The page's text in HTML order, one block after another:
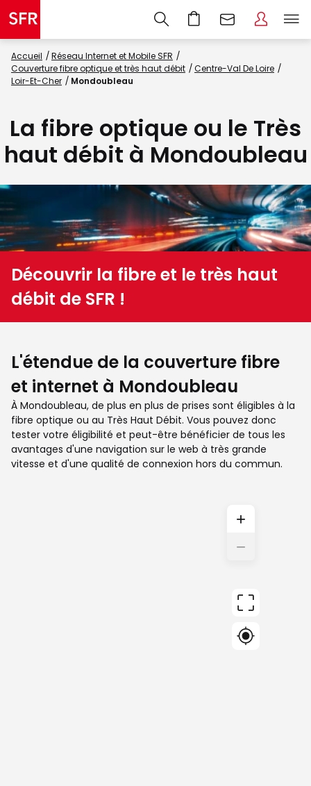
Accueil
Réseau Internet et Mobile SFR
Couverture fibre optique et très haut débit
Centre-Val De Loire
Loir-Et-Cher
Mondoubleau
La fibre optique ou le Très
haut débit à Mondoubleau
Découvrir la fibre et le très haut
débit de SFR !
L'étendue de la couverture fibre
et internet à Mondoubleau
À Mondoubleau, de plus en plus de prises sont éligibles à la
fibre optique ou au Très Haut Débit. Vous pouvez donc
tester votre éligibilité et peut-être bénéficier de tous les
avantages d'une navigation sur le web à très grande
vitesse et d'une qualité de connexion hors du commun.
+
−